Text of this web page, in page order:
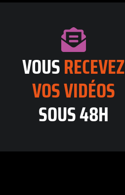
VOUSRECEVEZ
VOSVIDÉOS
SOUS 48H